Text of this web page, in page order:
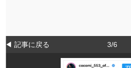
◀ 記事に戻る 3/6